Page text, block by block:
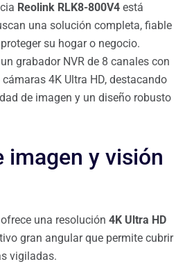
Reolink RLK8-800V4 está
una solución completa, fiable
su hogar o negocio.
grabador NVR de 8 canales con
4K Ultra HD, destacando
de imagen y un diseño robusto
imagen y visión
una resolución 4K Ultra HD
gran angular que permite cubrir
vigiladas.